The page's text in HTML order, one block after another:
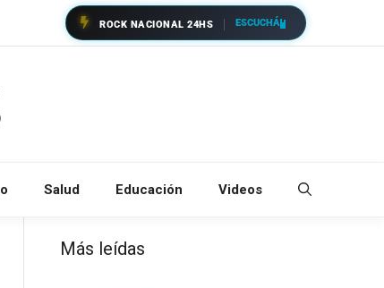
ROCK NACIONAL 24HS ESCUCHÁ
Salud Educación Videos
Más leídas